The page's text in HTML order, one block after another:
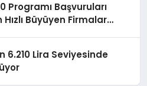
Programı Başvuruları
Hızlı Büyüyen Firmalar
6.210 Lira Seviyesinde